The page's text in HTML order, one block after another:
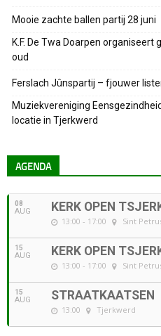
Mooie zachte ballen partij 28 juni
K.F. De Twa Doarpen
oud
Ferslach Jûnspartij – fjouwer
Muziekvereniging
locatie in Tjerkwerd
AGENDA
08
AUG KERK OPEN
13:00 - 17:00 Sint
15
AUG KERK OPEN
13:00 - 17:00 Sint
15
AUG STRAATKAATSEN
13:00 Tjerkwerd